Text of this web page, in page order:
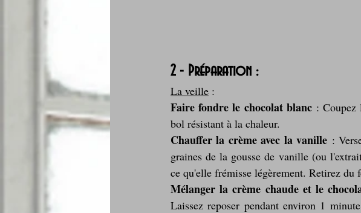
2 - Préparation :
La veille :
Faire fondre le chocolat blanc : Coupez
bol résistant à la chaleur.
Chauffer la crème avec la vanille :
graines de la gousse de vanille (ou
ce qu'elle frémisse légèrement. Retirez du
Mélanger la crème chaude et le
Laissez reposer pendant environ 1